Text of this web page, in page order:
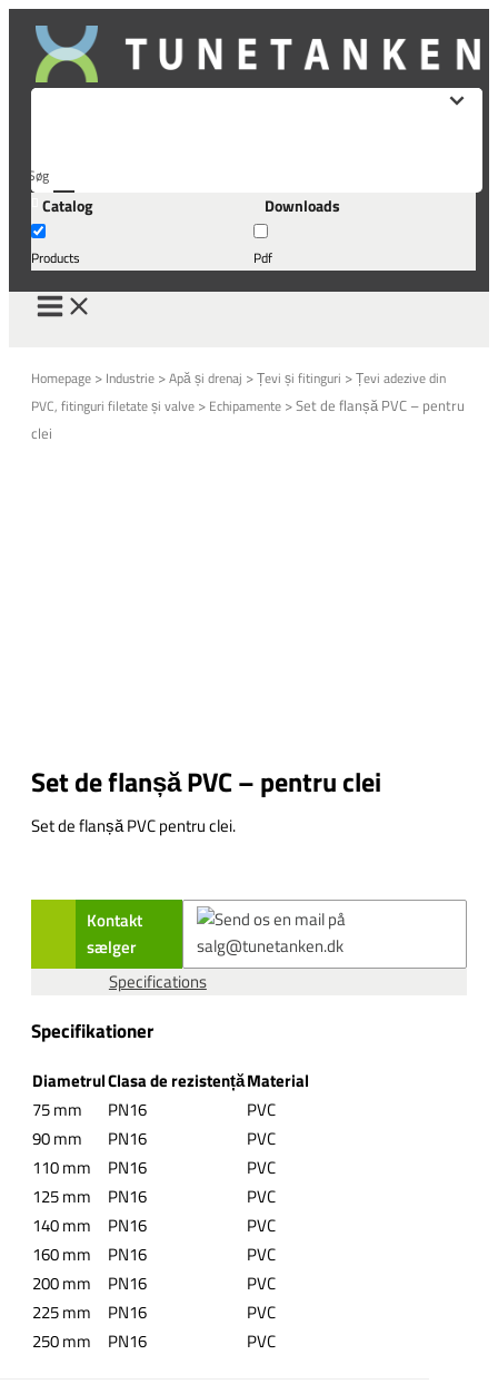
Skip
content
Søg
her...
Catalog
Products
Downloads
Pdf
Homepage > Industrie >Apă și drenaj >Țevi și fitinguri >Țevi adezive din
PVC, fitinguri filetate și valve > Echipamente >Set de flanșă PVC – pentru
clei
Set de flanșă PVC – pentru clei
Set de flanșă PVC pentru clei.
Kontakt
sælger
Specifications
Specifikationer
DiametrulClasa de rezistențăMaterial
75 mm
PN16
PVC
90 mm
PN16
PVC
110 mm
PN16
PVC
125 mm
PN16
PVC
140 mm
PN16
PVC
160 mm
PN16
PVC
200 mm
PN16
PVC
225 mm
PN16
PVC
250 mm
PN16 PVC
This form is temporarily unavailable.
This form is temporarily unavailable.